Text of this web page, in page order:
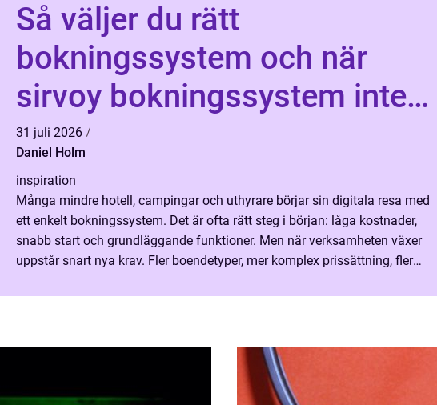
Så väljer du rätt
bokningssystem och när
sirvoy bokningssystem inte
räcker
31 juli 2026
Daniel Holm
inspiration
Många mindre hotell, campingar och uthyrare börjar sin digitala resa med
ett enkelt bokningssystem. Det är ofta rätt steg i början: låga kostnader,
snabb start och grundläggande funktioner. Men när verksamheten växer
uppstår snart nya krav. Fler boendetyper, mer komplex prissättning, fler